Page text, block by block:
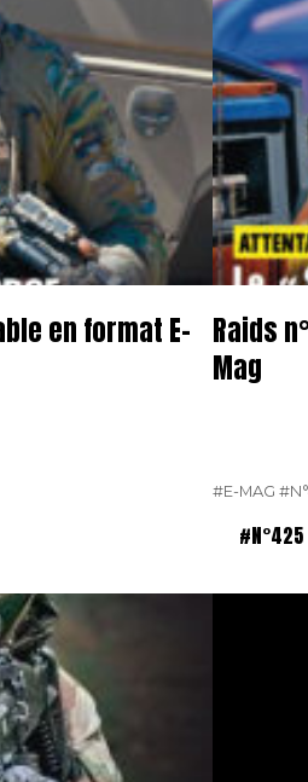
en format E- Raids
Mag
#E-MAG
#N°425